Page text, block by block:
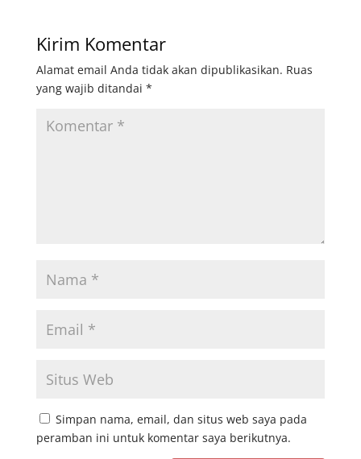
Kirim Komentar
Alamat email Anda tidak akan dipublikasikan. Ruas
yang wajib ditandai *
Simpan nama, email, dan situs web saya pada
peramban ini untuk komentar saya berikutnya.